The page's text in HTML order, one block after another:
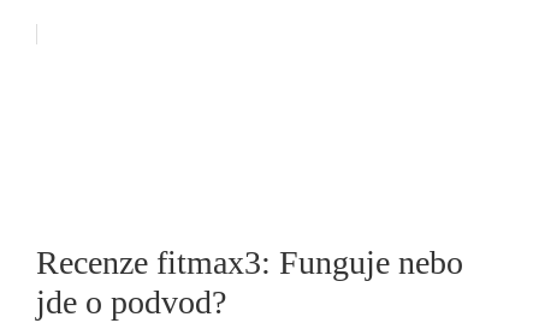
Recenze fitmax3: Funguje nebo
jde o podvod?